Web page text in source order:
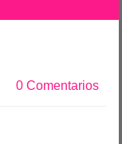
0 Comentarios